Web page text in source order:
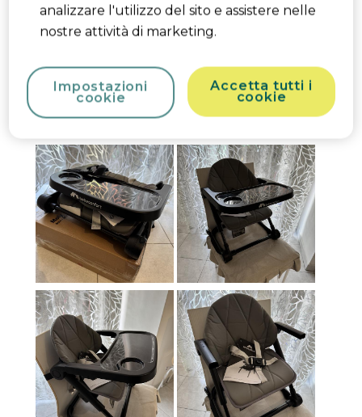
modificare l’altezza della seduta. Perfetta!!!
Design, Comfort per il bambino,
Qualità, Caratteristiche di sicurezza
analizzare l'utilizzo del sito e assistere nelle
nostre attività di marketing.
Accetta tutti i
cookie
Impostazioni
cookie